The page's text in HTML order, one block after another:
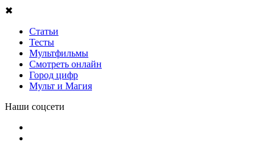
✖
Статьи
Тесты
Мультфильмы
Смотреть онлайн
Город цифр
Мульт и Магия
Наши соцсети